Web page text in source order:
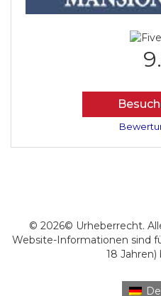
© 2026© Urheberrecht.
Website-Informationen sind
18